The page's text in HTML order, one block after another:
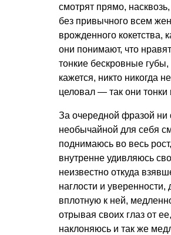
смотрят прямо,
без привычного всем
врожденного кокетства,
они понимают, что
тонкие бескровные губы,
кажется, никто никогда не
целовал — так они тонки
За очередной фразой ни
необычайной для себя
поднимаюсь во весь рост,
внутренне удивляюсь
неизвестно откуда
наглости и
вплотную к ней,
отрывая своих глаз от ее,
наклоняюсь и так же